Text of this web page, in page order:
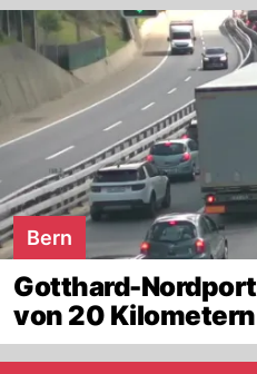
Bern
Gotthard-
von 20